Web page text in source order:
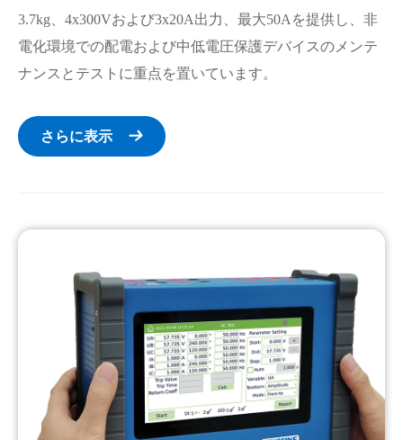
3.7kg、4x300Vおよび3x20A出力、最大50Aを提供し、非
電化環境での配電および中低電圧保護デバイスのメンテ
ナンスとテストに重点を置いています。
さらに表示 